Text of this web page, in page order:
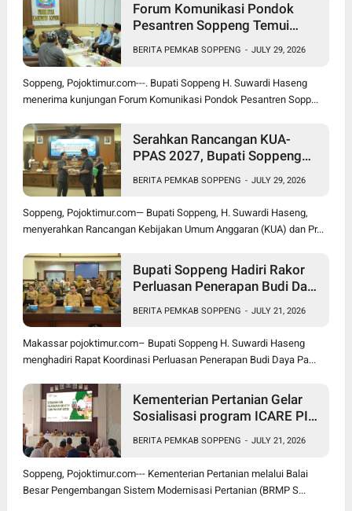
Forum Komunikasi Pondok
Pesantren Soppeng Temui
BERITA PEMKAB SOPPENG - JULY 29, 2026
Soppeng, Pojoktimur.com---. Bupati Soppeng H. Suwardi Haseng
menerima kunjungan Forum Komunikasi Pondok Pesantren Sopp...
Serahkan Rancangan KUA-
PPAS 2027, Bupati Soppeng
Tengah Tekanan Fiskal
BERITA PEMKAB SOPPENG - JULY 29, 2026
Soppeng, Pojoktimur.com— Bupati Soppeng, H. Suwardi Haseng,
menyerahkan Rancangan Kebijakan Umum Anggaran (KUA) dan Pr...
Bupati Soppeng Hadiri Rakor
Perluasan Penerapan Budi Daya
BERITA PEMKAB SOPPENG - JULY 21, 2026
Makassar pojoktimur.com– Bupati Soppeng H. Suwardi Haseng
menghadiri Rapat Koordinasi Perluasan Penerapan Budi Daya Pa...
Kementerian Pertanian Gelar
Sosialisasi program ICARE PIU
BERITA PEMKAB SOPPENG - JULY 21, 2026
Soppeng, Pojoktimur.com--- Kementerian Pertanian melalui Balai
Besar Pengembangan Sistem Modernisasi Pertanian (BRMP S...